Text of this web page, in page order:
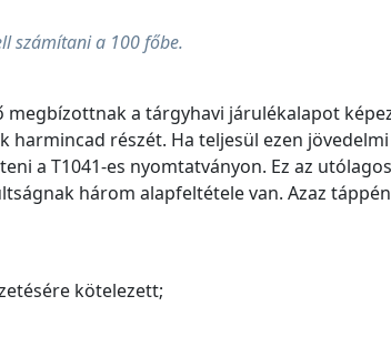
számítani a 100 főbe.
a tárgyhavi járulékalapot
részét. Ha teljesül ezen
a T1041-es nyomtatványon. Ez az
három alapfeltétele van. Azaz
kötelezett;